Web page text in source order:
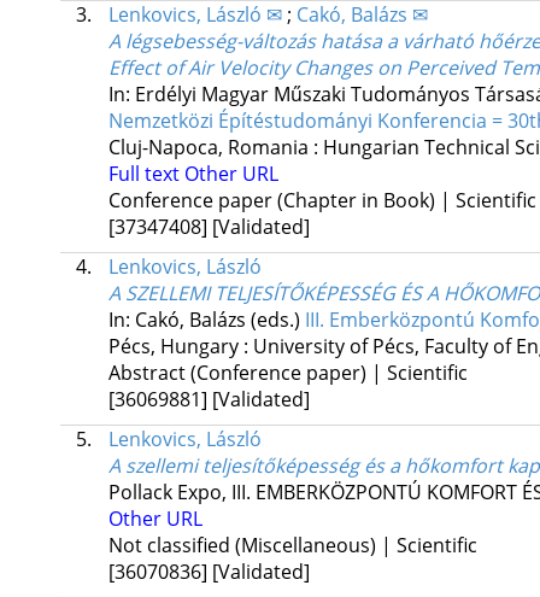
3.
Lenkovics, László ✉; Cakó, Balázs ✉
A légsebesség-változás hatása a várható
Effect of Air Velocity Changes on Perceived
In: Erdélyi Magyar Műszaki Tudományos
Nemzetközi Építéstudományi Konferencia =
Cluj-Napoca, Romania : Hungarian Technical
Full text Other URL
Conference paper (Chapter in Book) | Scientific
[37347408] [Validated]
4.
Lenkovics, László
A SZELLEMI TELJESÍTŐKÉPESSÉG ÉS A
In: Cakó, Balázs (eds.) III. Emberközpontú
Pécs, Hungary : University of Pécs, Faculty of
Abstract (Conference paper) | Scientific
[36069881] [Validated]
5.
Lenkovics, László
A szellemi teljesítőképesség és a hőkomfort
Pollack Expo, III. EMBERKÖZPONTÚ KOMFORT
Other URL
Not classified (Miscellaneous) | Scientific
[36070836] [Validated]